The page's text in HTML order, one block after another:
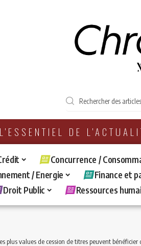
L'ESSENTIEL DE
Concurrence /
/ Energie Finance et
Droit Public Ressources
plus values de cession de titres peuvent